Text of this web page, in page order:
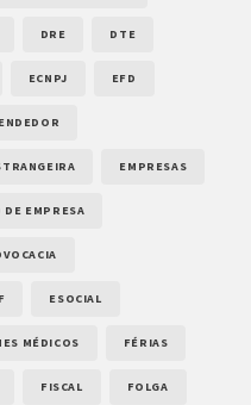
DRE DTE
ECNPJ EFD
EMPRESAS
DE EMPRESA
ESOCIAL
MÉDICOS FÉRIAS
FISCAL FOLGA